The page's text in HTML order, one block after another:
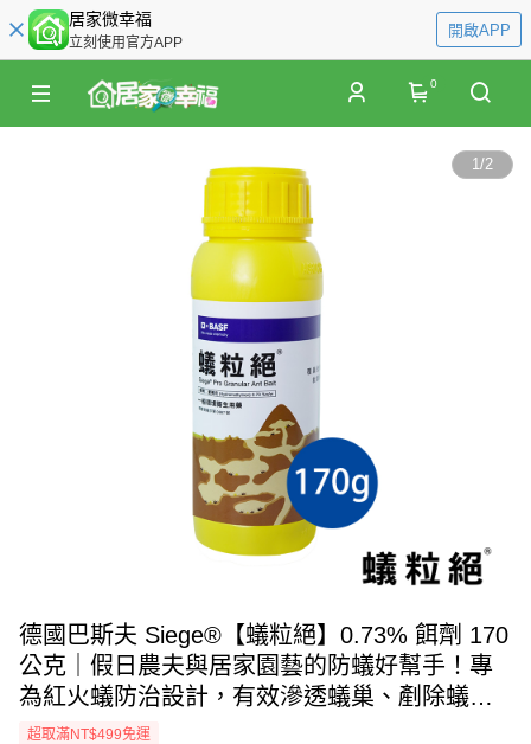
居家微幸福
立刻使用官方APP
開啟APP
0
1/2
德國巴斯夫 Siege®【蟻粒絕】0.73% 餌劑 170
公克｜假日農夫與居家園藝的防蟻好幫手！專
為紅火蟻防治設計，有效滲透蟻巢、剷除蟻
后，快速達成整巢滅蟻，小包裝好上手，施藥
超取滿NT$499免運